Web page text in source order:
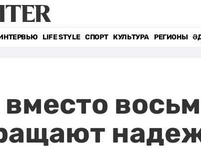
LIFE STYLE СПОРТ КУЛЬТУРА РЕГИОНЫ